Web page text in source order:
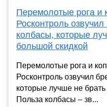
Перемолотые рога и
Росконтроль
колбасы, которые
большой скидкой
Перемолотые рога и
Росконтроль озвучил
которые лучше не
Польза колбасы – зв...